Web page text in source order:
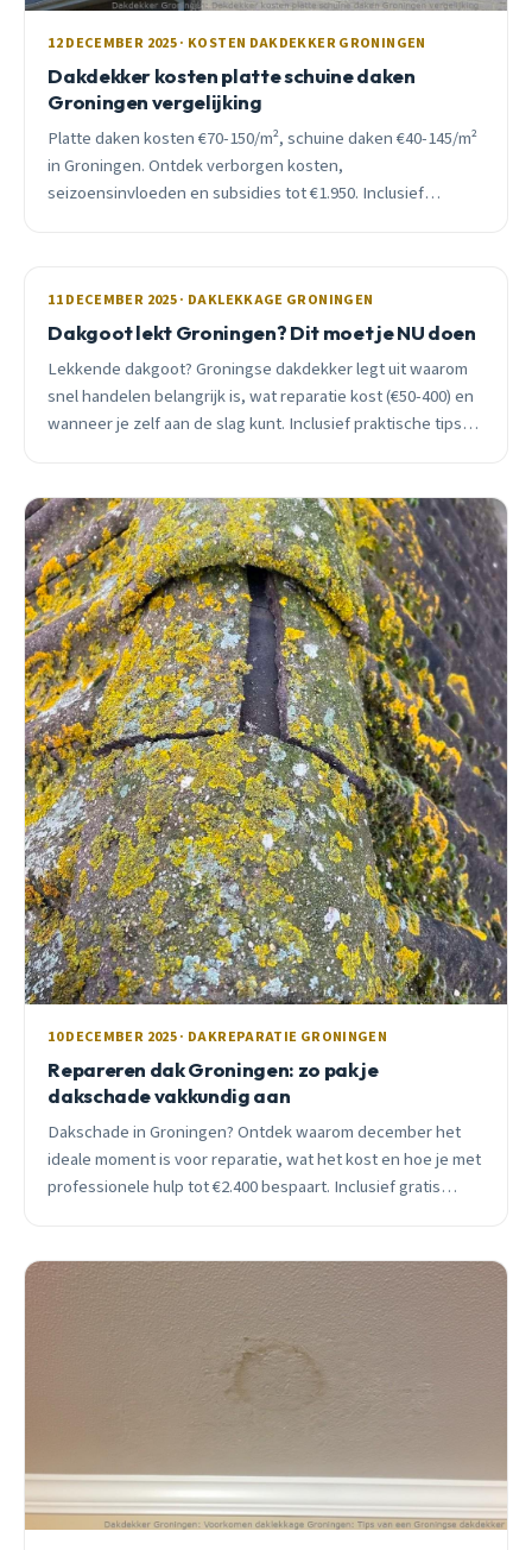
12 DECEMBER 2025 · KOSTEN DAKDEKKER GRONINGEN
Dakdekker kosten platte schuine daken
Groningen vergelijking
Platte daken kosten €70-150/m², schuine daken €40-145/m²
in Groningen. Ontdek verborgen kosten,
seizoensinvloeden en subsidies tot €1.950. Inclusief
11 DECEMBER 2025 · DAKLEKKAGE GRONINGEN
Dakgoot lekt Groningen? Dit moet je NU doen
Lekkende dakgoot? Groningse dakdekker legt uit waarom
snel handelen belangrijk is, wat reparatie kost (€50-400) en
wanneer je zelf aan de slag kunt. Inclusief praktische tips
10 DECEMBER 2025 · DAKREPARATIE GRONINGEN
Repareren dak Groningen: zo pak je
dakschade vakkundig aan
Dakschade in Groningen? Ontdek waarom december het
ideale moment is voor reparatie, wat het kost en hoe je met
professionele hulp tot €2.400 bespaart. Inclusief gratis